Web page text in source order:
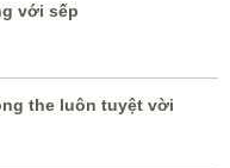
với sếp
the luôn tuyệt vời